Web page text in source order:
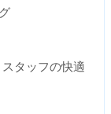
タッフの快適